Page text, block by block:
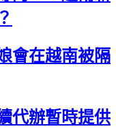
會在越南被隔
代辦暫時提供